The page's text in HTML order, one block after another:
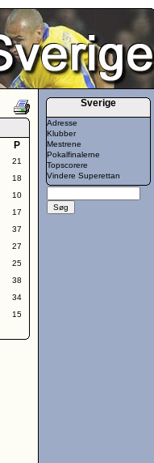
P
21
18
10
17
37
27
25
38
34
15
Sverige
Adresse
Klubber
Mestrene
Pokalfinalerne
Topscorere
Vindere Superettan